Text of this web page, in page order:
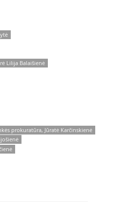
Lilija Balaišienė
prokuratūra, Jūratė Karčinskienė